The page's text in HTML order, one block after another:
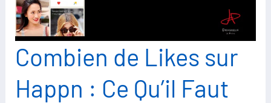
Combien de Likes sur
Happn : Ce Qu’il Faut